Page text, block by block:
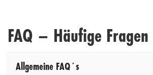
FAQ – Häufige Fragen
Allgemeine FAQ´s